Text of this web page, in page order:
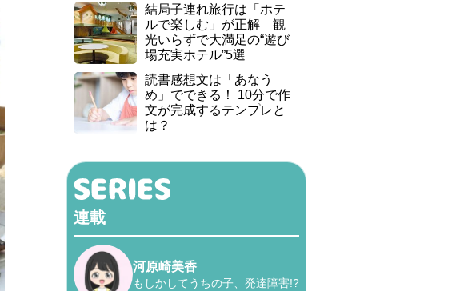
結局子連れ旅行は「ホテ
ルで楽しむ」が正解 観
光いらずで大満足の“遊び
場充実ホテル”5選
読書感想文は「あなう
め」でできる！ 10分で作
文が完成するテンプレと
は？
連載
河原崎美香
もしかしてうちの子、発達障害!?